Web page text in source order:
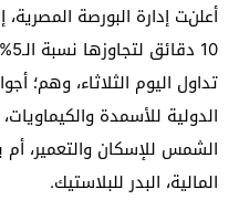
تداول اليوم الثلاثاء، وهم؛
الدولية للأسمدة والكيماويات،
الشمس للإسكان والتعمير،
المالية، البدر للبلاستيك.